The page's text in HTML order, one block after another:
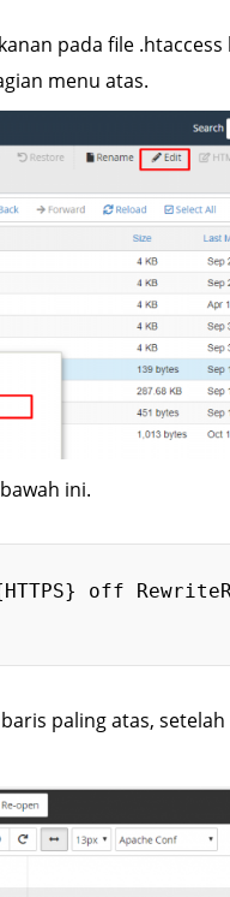
pada file
menu atas.
ini.
off
paling atas,